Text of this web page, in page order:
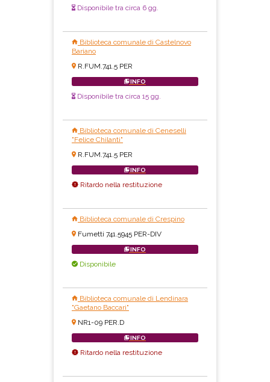
Disponibile tra circa 6 gg.
Biblioteca comunale di Castelnovo
Bariano
R.FUM.741.5 PER
INFO
Disponibile tra circa 15 gg.
Biblioteca comunale di Ceneselli
"Felice Chilanti"
R.FUM.741.5 PER
INFO
Ritardo nella restituzione
Biblioteca comunale di Crespino
Fumetti 741.5945 PER-DIV
INFO
Disponibile
Biblioteca comunale di Lendinara
"Gaetano Baccari"
NR1-09 PER.D
INFO
Ritardo nella restituzione